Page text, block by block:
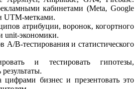
кабинетами (Meta, Google
UTM-метками.
атрибуции, воронок, когортного
unit-экономики.
A/B-тестирования и статистического
и тестировать гипотезы,
цифрами бизнес и презентовать это